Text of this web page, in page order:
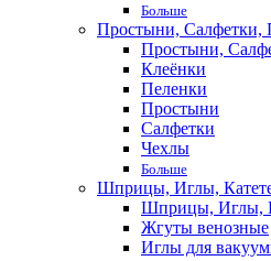
Больше
Простыни, Салфетки,
Простыни,
Клеёнки
Пеленки
Простыни
Салфетки
Чехлы
Больше
Шприцы, Иглы,
Шприцы, Иглы,
Жгуты венозные
Иглы для